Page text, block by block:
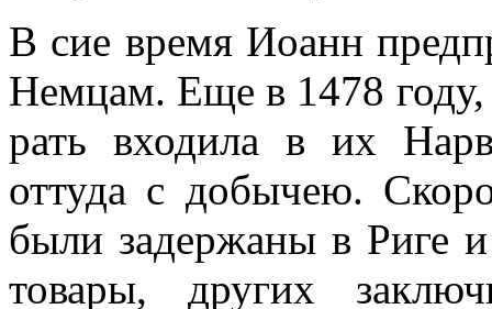
В сие время Иоанн
Немцам. Еще в 1478
рать входила в их
оттуда с добычею.
были задержаны в Риге
товары, других